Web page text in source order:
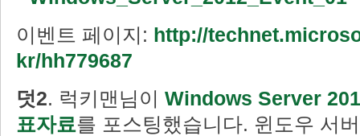
이벤트 페이지: http://
kr/hh779687
덧2. 럭키맨님이 Windows Server
표자료를 포스팅했습니다. 윈도우 서